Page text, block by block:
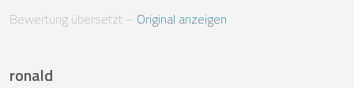
Bewertung übersetzt – Original anzeigen
ronald